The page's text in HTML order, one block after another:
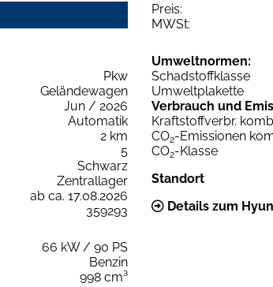
Preis:
MWSt:
Pkw
Geländewagen
Jun / 2026
Automatik
2 km
5
Schwarz
Zentrallager
ab ca. 17.08.2026
359293
66 kW / 90 PS
Benzin
998 cm³
Umweltnormen:
Schadstoffklasse
Umweltplakette
Verbrauch und
Kraftstoffverbr.
CO2-Emissionen
CO2-Klasse
Standort
Details zum